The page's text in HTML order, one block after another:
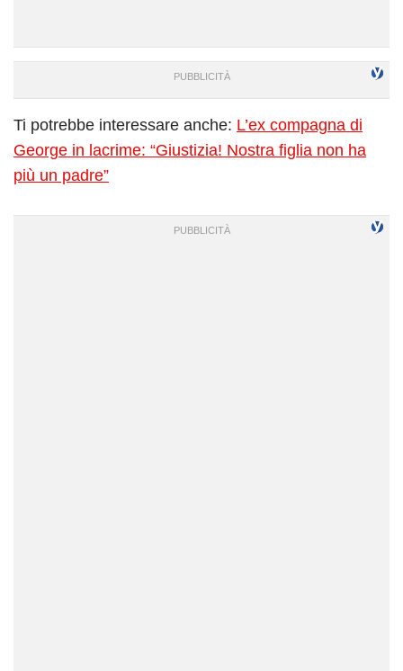
Ti potrebbe interessare anche: L’ex compagna di
George in lacrime: “Giustizia! Nostra figlia non ha
più un padre”